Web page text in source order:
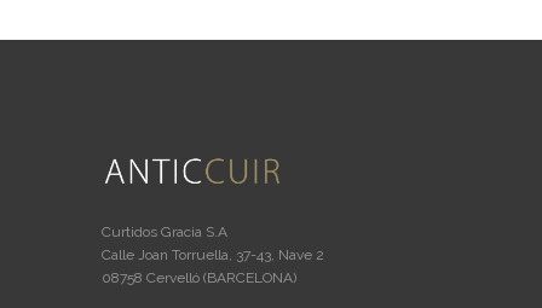
Curtidos Gracia S.A
Calle Joan Torruella, 37-43, Nave 2
08758 Cervelló (BARCELONA)